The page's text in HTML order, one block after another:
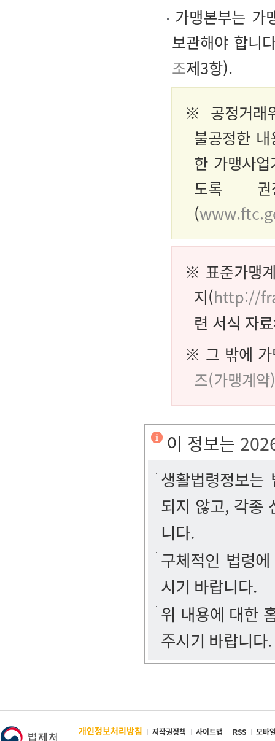
가맹본부는 가
보관해야 합니
조제3항).
※ 공정거래
불공정한
한 가맹사
도록 권
(
※ 표준가맹
지(http://
련 서식 자
※ 그 밖에 가
즈(가맹계
이 정보는
생활법령정보
되지 않고, 각종
니다.
구체적인 법령
시기 바랍니다.
위 내용에 대한
주시기 바랍니다.
개인정보처리방침 저작권정책 사이트맵 RSS 모바